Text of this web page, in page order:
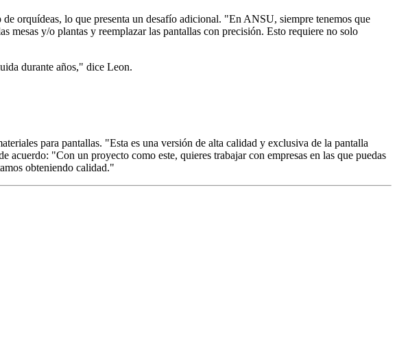
orquídeas, lo que presenta un desafío adicional. "En ANSU, siempre tenemos que
y/o plantas y reemplazar las pantallas con precisión. Esto requiere no solo
durante años," dice Leon.
para pantallas. "Esta es una versión de alta calidad y exclusiva de la pantalla
"Con un proyecto como este, quieres trabajar con empresas en las que puedas
obteniendo calidad."